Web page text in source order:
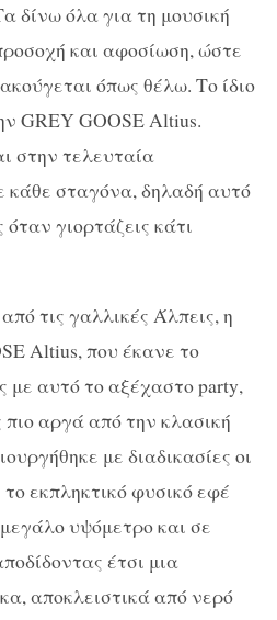
δίνω όλα για τη μουσική
και αφοσίωση, ώστε
όπως θέλω. Το ίδιο
GREYGOOSEAltius.
στην τελευταία
κάθε σταγόνα, δηλαδή αυτό
γιορτάζεις κάτι
τις γαλλικές Άλπεις, η
Altius, που έκανε το
με αυτό το αξέχαστο party,
αργά από την κλασική
με διαδικασίες οι
εκπληκτικό φυσικό εφέ
υψόμετρο και σε
έτσι μια
αποκλειστικά από νερό